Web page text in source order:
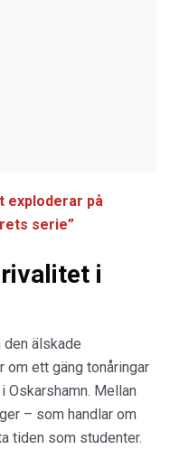
exploderar på
serie”
i
den älskade
om ett gäng tonåringar
Oskarshamn. Mellan
– som handlar om
tiden som studenter.